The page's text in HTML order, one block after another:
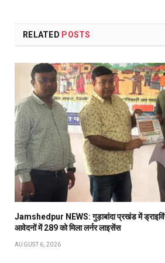
RELATED POSTS
Jamshedpur NEWS: गुड़ाबांदा प्रखंड में
आवेदनों में 289 को मिला लर्नर लाइसेंस
AUGUST 6, 2026